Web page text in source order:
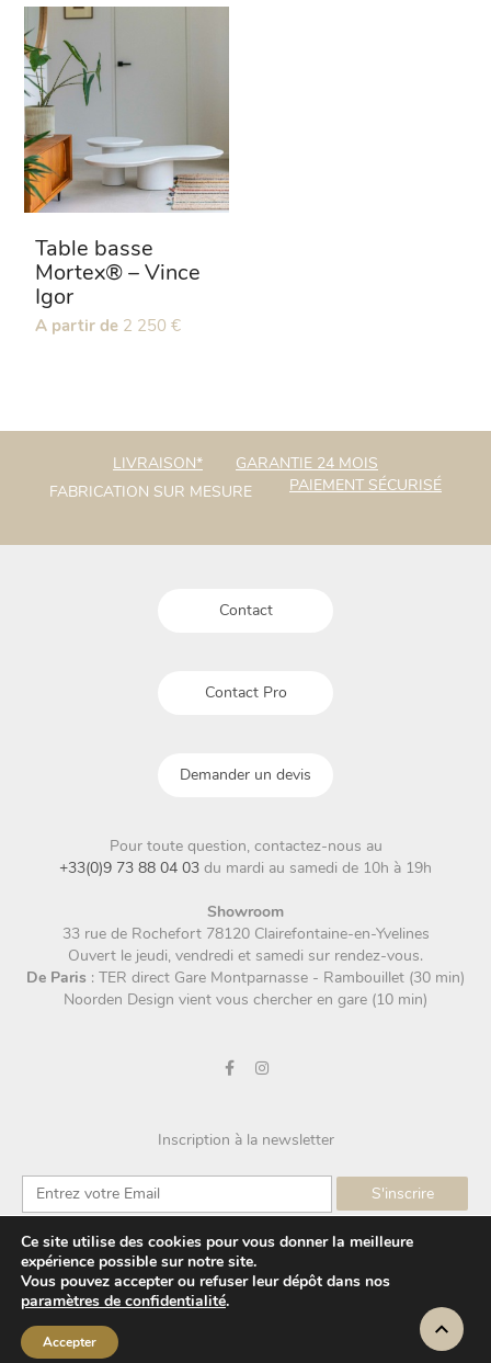
plusieurs
variations.
Les
options
peuvent
être
choisies
sur
la
du
produit
Table basse
Mortex® – Vince
Igor
Ce
peuvent
choisies
A partir de 2 250 €
LIVRAISON*
GARANTIE 24 MOIS
FABRICATION SUR MESURE
PAIEMENT SÉCURISÉ
Contact
Contact Pro
Demander un devis
Pour toute question, contactez-nous au
+33(0)9 73 88 04 03 du mardi au samedi de 10h à 19h
Showroom
33 rue de Rochefort 78120 Clairefontaine-en-Yvelines
Ouvert le jeudi, vendredi et samedi sur rendez-vous.
De Paris : TER direct Gare Montparnasse - Rambouillet (30 min)
Noorden Design vient vous chercher en gare (10 min)
Inscription à la newsletter
Ce site utilise des cookies pour vous donner la meilleure
expérience possible sur notre site.
Vous pouvez accepter ou refuser leur dépôt dans nos
paramètres de confidentialité.
Accepter